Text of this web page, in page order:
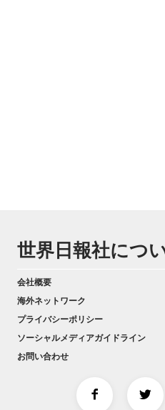
世界日報社につ
会社概要
海外ネットワーク
プライバシーポリシー
ソーシャルメディアガイドライン
お問い合わせ